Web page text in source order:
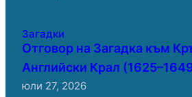
Загадки
Отговор на Загадка към
Английски Крал
юли 27, 2026